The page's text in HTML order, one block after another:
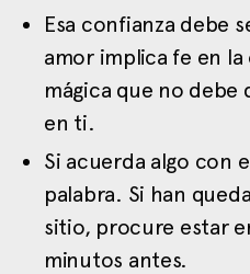
Esa confianza debe
amor implica fe en
mágica que no
en ti.
Si acuerda algo con
palabra. Si han
sitio, procure estar
minutos antes.